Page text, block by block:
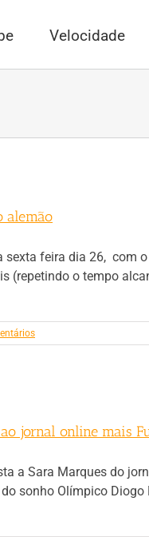
Velocidade
alemão
sexta feira dia 26, com
(repetindo o tempo
jornal online mais
a Sara Marques do
sonho Olímpico